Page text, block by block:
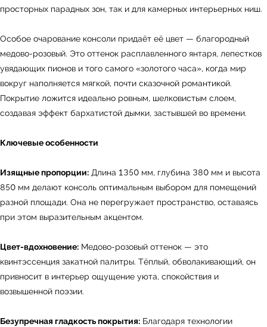
просторных парадных зон, так и для камерных интерьерных ниш.
Особое очарование консоли придаёт её цвет — благородный
медово-розовый. Это оттенок расплавленного янтаря, лепестков
увядающих пионов и того самого «золотого часа», когда мир
вокруг наполняется мягкой, почти сказочной романтикой.
Покрытие ложится идеально ровным, шелковистым слоем,
создавая эффект бархатистой дымки, застывшей во времени.
Ключевые особенности
Изящные пропорции: Длина 1350 мм, глубина 380 мм и высота
850 мм делают консоль оптимальным выбором для помещений
разной площади. Она не перегружает пространство, оставаясь
при этом выразительным акцентом.
Цвет-вдохновение: Медово-розовый оттенок — это
квинтэссенция закатной палитры. Тёплый, обволакивающий, он
привносит в интерьер ощущение уюта, спокойствия и
возвышенной поэзии.
Безупречная гладкость покрытия: Благодаря технологии